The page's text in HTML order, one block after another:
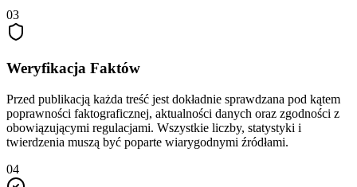
03
Weryfikacja Faktów
Przed publikacją każda treść jest dokładnie sprawdzana pod kątem
poprawności faktograficznej, aktualności danych oraz zgodności z
obowiązującymi regulacjami. Wszystkie liczby, statystyki i
twierdzenia muszą być poparte wiarygodnymi źródłami.
04